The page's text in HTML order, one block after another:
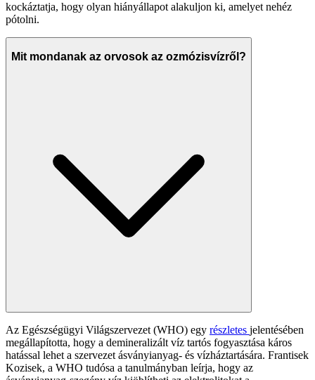
kockáztatja, hogy olyan hiányállapot alakuljon ki, amelyet nehéz
pótolni.
Mit mondanak az orvosok az ozmózisvízről?
Az Egészségügyi Világszervezet (WHO) egy részletes jelentésében
megállapította, hogy a demineralizált víz tartós fogyasztása káros
hatással lehet a szervezet ásványianyag- és vízháztartására. Frantisek
Kozisek, a WHO tudósa a tanulmányban leírja, hogy az